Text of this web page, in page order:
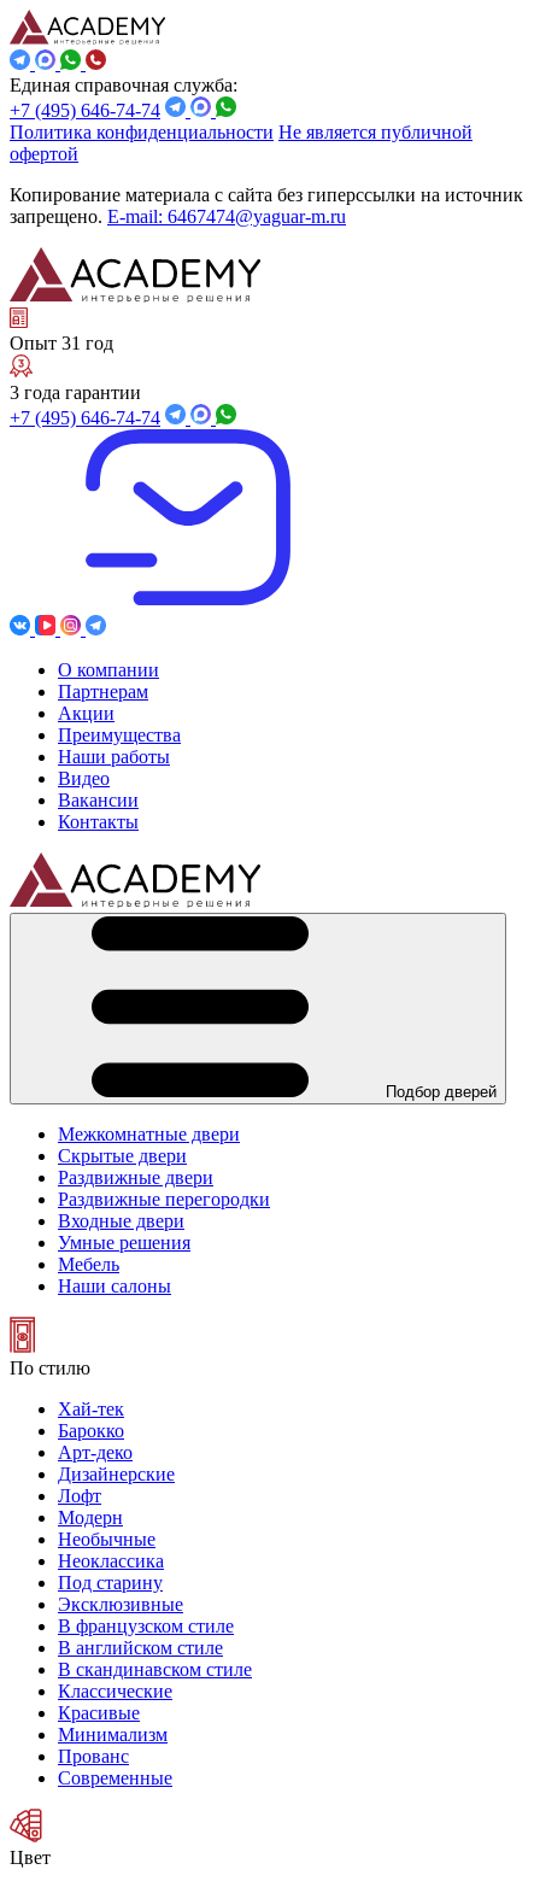
Единая справочная служба:
+7 (495) 646-74-74
Политика конфиденциальности Не является публичной
офертой
Копирование материала с сайта без гиперссылки на источник
запрещено. E-mail: 6467474@yaguar-m.ru
Опыт 31 год
3 года гарантии
+7 (495) 646-74-74
О компании
Партнерам
Акции
Преимущества
Наши работы
Видео
Вакансии
Контакты
Подбор дверей
Межкомнатные двери
Скрытые двери
Раздвижные двери
Раздвижные перегородки
Входные двери
Умные решения
Мебель
Наши салоны
По стилю
Хай-тек
Барокко
Арт-деко
Дизайнерские
Лофт
Модерн
Необычные
Неоклассика
Под старину
Эксклюзивные
В французском стиле
В английском стиле
В скандинавском стиле
Классические
Красивые
Минимализм
Прованс
Современные
Цвет